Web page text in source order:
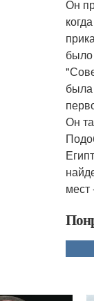
Он
было
была
Он
мест